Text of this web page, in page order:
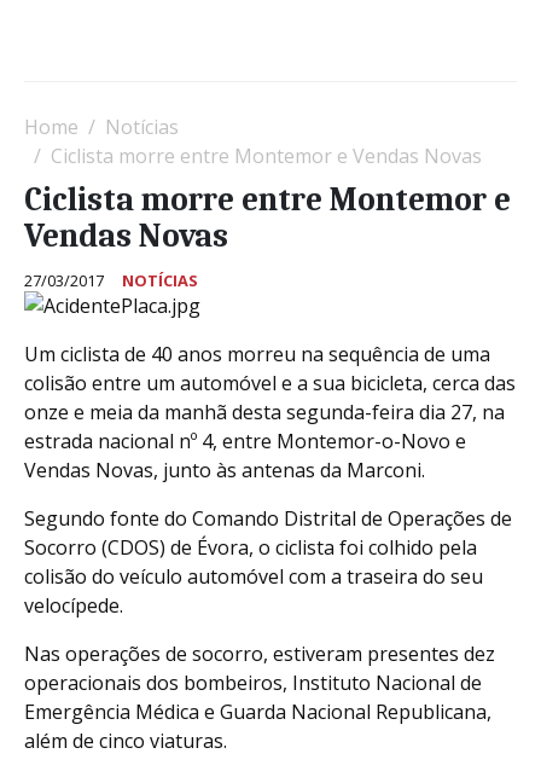
Home
Notícias
Ciclista morre entre Montemor e Vendas Novas
Ciclista morre entre Montemor e
Vendas Novas
27/03/2017 NOTÍCIAS
Um ciclista de 40 anos morreu na sequência de uma
colisão entre um automóvel e a sua bicicleta, cerca das
onze e meia da manhã desta segunda-feira dia 27, na
estrada nacional nº 4, entre Montemor-o-Novo e
Vendas Novas, junto às antenas da Marconi.
Segundo fonte do Comando Distrital de Operações de
Socorro (CDOS) de Évora, o ciclista foi colhido pela
colisão do veículo automóvel com a traseira do seu
velocípede.
Nas operações de socorro, estiveram presentes dez
operacionais dos bombeiros, Instituto Nacional de
Emergência Médica e Guarda Nacional Republicana,
além de cinco viaturas.